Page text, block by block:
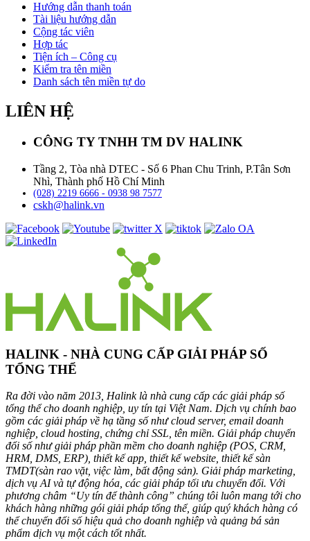
Hướng dẫn thanh toán
Tài liệu hướng dẫn
Cộng tác viên
Hợp tác
Tiện ích – Công cụ
Kiểm tra tên miền
Danh sách tên miền tự do
LIÊN HỆ
CÔNG TY TNHH TM DV HALINK
Tầng 2, Tòa nhà DTEC - Số 6 Phan Chu Trinh, P.Tân Sơn
Nhì, Thành phố Hồ Chí Minh
(028) 2219 6666 - 0938 98 7577
cskh@halink.vn
HALINK - NHÀ CUNG CẤP GIẢI PHÁP SỐ
TỔNG THỂ
Ra đời vào năm 2013, Halink là nhà cung cấp các giải pháp số
tổng thể cho doanh nghiệp, uy tín tại Việt Nam. Dịch vụ chính bao
gồm các giải pháp về hạ tầng số như cloud server, email doanh
nghiệp, cloud hosting, chứng chỉ SSL, tên miền. Giải pháp chuyển
đổi số như giải pháp phần mềm cho doanh nghiệp (POS, CRM,
HRM, DMS, ERP), thiết kế app, thiết kế website, thiết kế sàn
TMDT(sàn rao vặt, việc làm, bất động sản). Giải pháp marketing,
dịch vụ AI và tự động hóa, các giải pháp tối ưu chuyển đổi. Với
phương châm “Uy tín để thành công” chúng tôi luôn mang tới cho
khách hàng những gói giải pháp tổng thể, giúp quý khách hàng có
thể chuyển đổi số hiệu quả cho doanh nghiệp và quảng bá sản
phẩm dịch vụ một cách tốt nhất.